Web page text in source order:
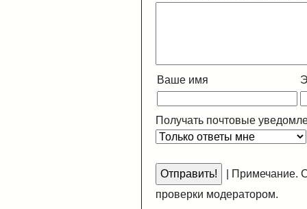
Ваше имя
Получать почтовые
Примечание.
проверки модератором.